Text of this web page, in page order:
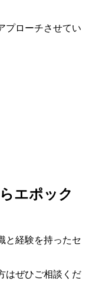
プローチさせてい
エポック
と経験を持ったセ
はぜひご相談くだ